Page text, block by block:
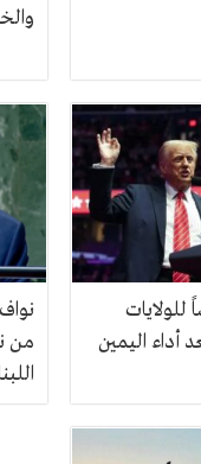
للولايات
أداء اليمين
من